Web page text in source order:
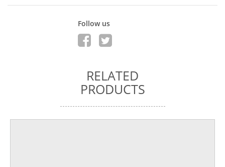
Follow us
RELATED
PRODUCTS